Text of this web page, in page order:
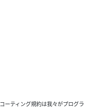
ーティング規約は我々がプログラ